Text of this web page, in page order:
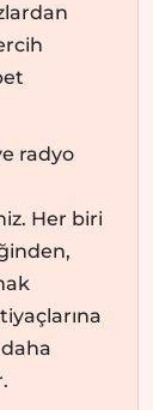
radyo
Her biri